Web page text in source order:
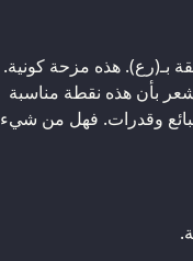
بـ(رع). هذه مزحة كونية.
بأن هذه نقطة مناسبة
وقدرات. فهل من شيء